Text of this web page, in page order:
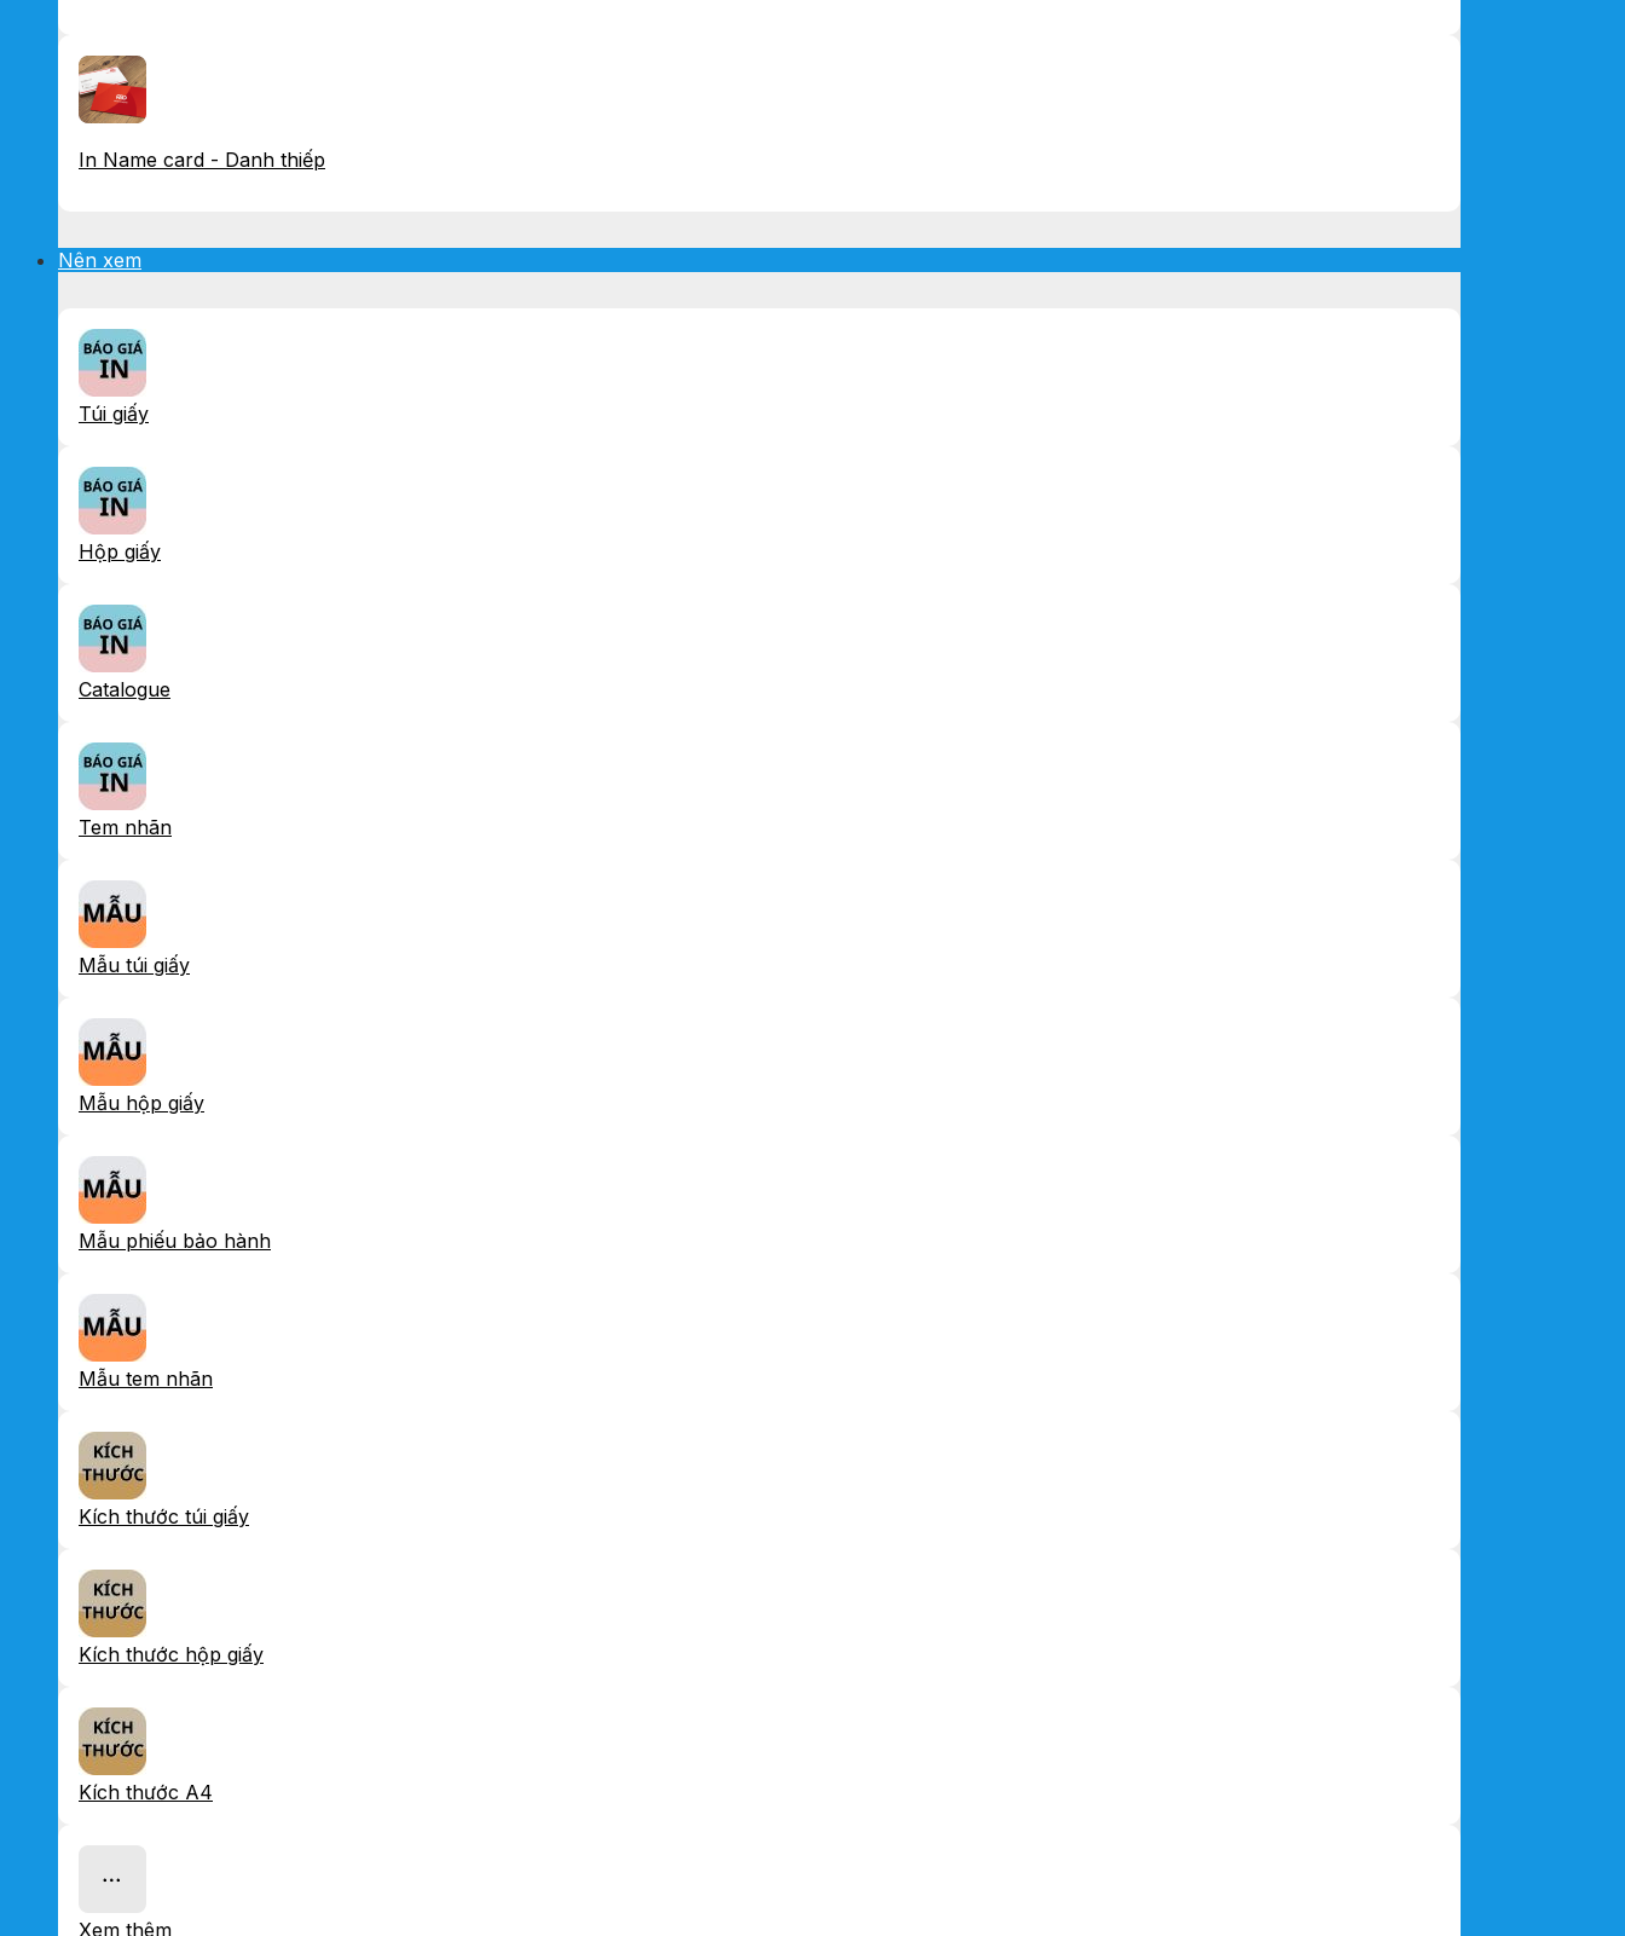
In Name card - Danh thiếp
Nên xem
Túi giấy
Hộp giấy
Catalogue
Tem nhãn
Mẫu túi giấy
Mẫu hộp giấy
Mẫu phiếu bảo hành
Mẫu tem nhãn
Kích thước túi giấy
Kích thước hộp giấy
Kích thước A4
Xem thêm